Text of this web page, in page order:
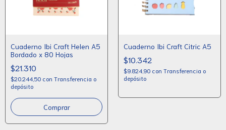
Cuaderno Ibi Craft Helen A5
Bordado x 80 Hojas
$21.310
$20.244,50 con Transferencia o
depósito
Cuaderno Ibi Craft Citric A5
$10.342
$9.824,90 con Transferencia o
depósito